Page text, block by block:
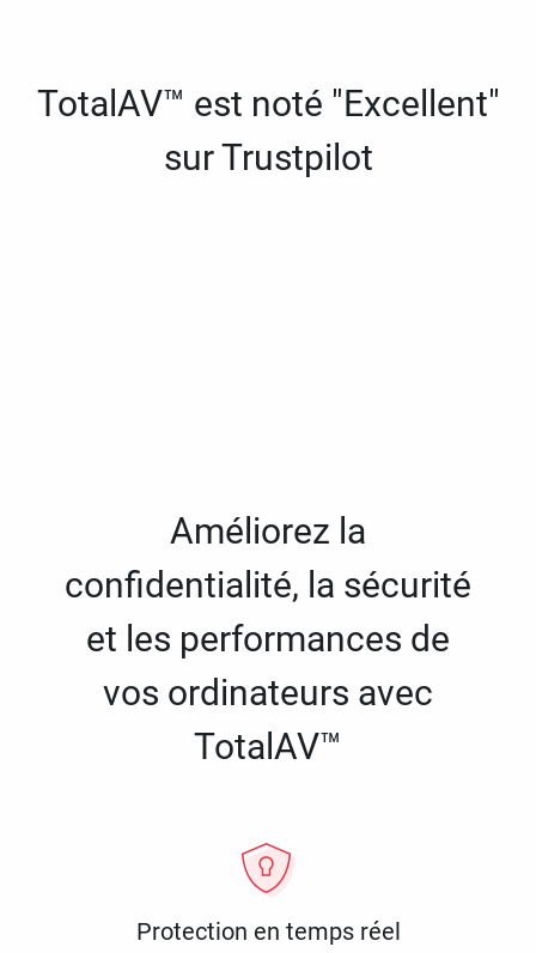
TotalAV™ est noté "Excellent"
sur Trustpilot
Améliorez la
confidentialité, la sécurité
et les performances de
vos ordinateurs avec
TotalAV™
Protection en temps réel